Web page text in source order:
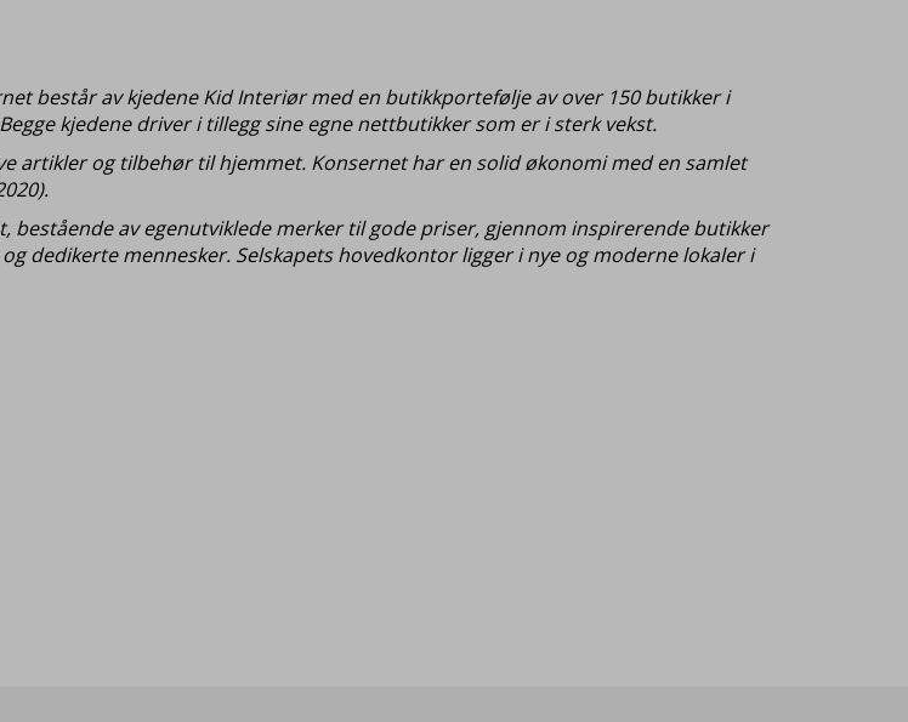
består av kjedene Kid Interiør med en butikkportefølje av over 150 butikker i
kjedene driver i tillegg sine egne nettbutikker som er i sterk vekst.
artikler og tilbehør til hjemmet. Konsernet har en solid økonomi med en samlet
av egenutviklede merker til gode priser, gjennom inspirerende butikker
dedikerte mennesker. Selskapets hovedkontor ligger i nye og moderne lokaler i